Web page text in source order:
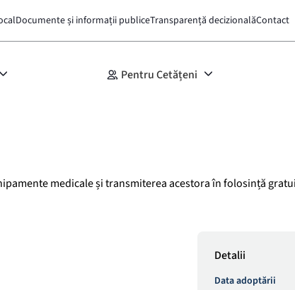
Documente și informații publiceTransparență decizionalăContact
Pentru Cetățeni
medicale și transmiterea acestora în folosință
Detalii
Data adoptării